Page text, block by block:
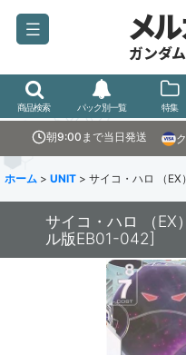
メ
ガンダ
商品検索 パック別一覧 特集
朝9:00まで当日発送
ホーム > UNIT > サイコ・ハロ （EX
サイコ・ハロ （EX
ル版EB01-042]